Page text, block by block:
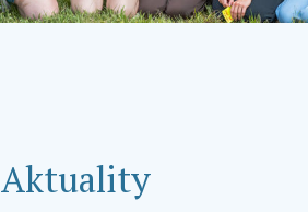
Aktuality